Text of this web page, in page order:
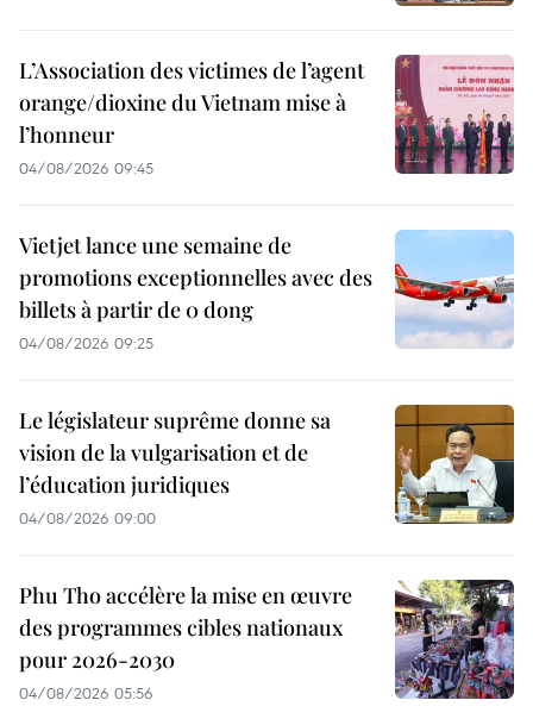
L’Association des victimes de l’agent
orange/dioxine du Vietnam mise à
l’honneur
04/08/2026 09:45
Vietjet lance une semaine de
promotions exceptionnelles avec des
billets à partir de 0 dong
04/08/2026 09:25
Le législateur suprême donne sa
vision de la vulgarisation et de
l’éducation juridiques
04/08/2026 09:00
Phu Tho accélère la mise en œuvre
des programmes cibles nationaux
pour 2026-2030
04/08/2026 05:56